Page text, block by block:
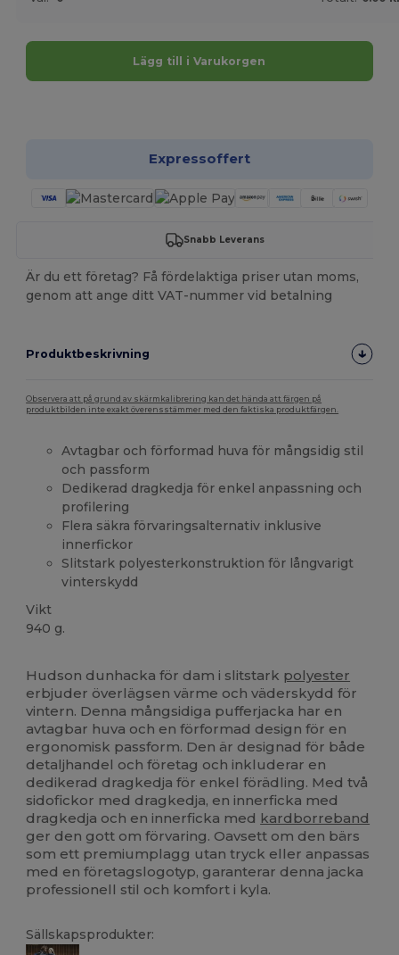
Lägg till i Varukorgen
Expressoffert
Snabb Leverans
Är du ett företag? Få fördelaktiga priser utan moms,
genom att ange ditt VAT-nummer vid betalning
Produktbeskrivning
Observera att på grund av skärmkalibrering kan det hända att färgen på
produktbilden inte exakt överensstämmer med den faktiska produktfärgen.
Avtagbar och förformad huva för mångsidig stil
och passform
Dedikerad dragkedja för enkel anpassning och
profilering
Flera säkra förvaringsalternativ inklusive
innerfickor
Slitstark polyesterkonstruktion för långvarigt
vinterskydd
Vikt
940 g.
Hudson dunhacka för dam i slitstark polyester
erbjuder överlägsen värme och väderskydd för
vintern. Denna mångsidiga pufferjacka har en
avtagbar huva och en förformad design för en
ergonomisk passform. Den är designad för både
detaljhandel och företag och inkluderar en
dedikerad dragkedja för enkel förädling. Med två
sidofickor med dragkedja, en innerficka med
dragkedja och en innerficka med kardborreband
ger den gott om förvaring. Oavsett om den bärs
som ett premiumplagg utan tryck eller anpassas
med en företagslogotyp, garanterar denna jacka
professionell stil och komfort i kyla.
Sällskapsprodukter: